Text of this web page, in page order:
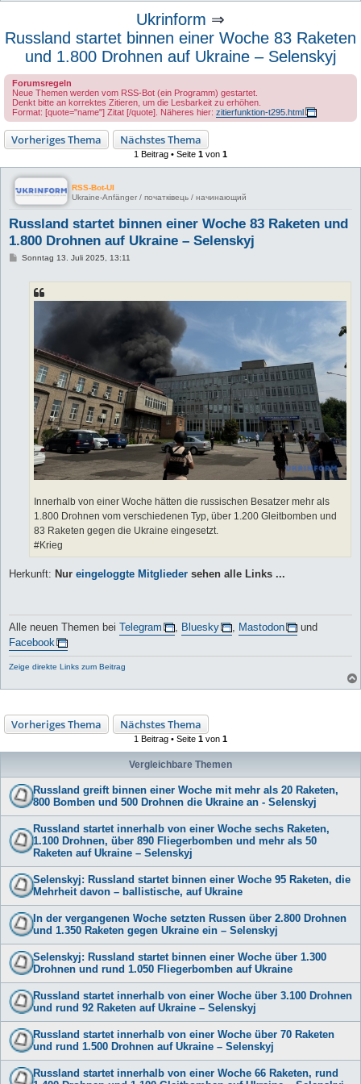
Ukrinform ⇒
Russland startet binnen einer Woche 83 Raketen
und 1.800 Drohnen auf Ukraine – Selenskyj
Forumsregeln
Neue Themen werden vom RSS-Bot (ein Programm) gestartet.
Denkt bitte an korrektes Zitieren, um die Lesbarkeit zu erhöhen.
Format: [quote="name"] Zitat [/quote]. Näheres hier: zitierfunktion-t295.html
Vorheriges Thema Nächstes Thema
1 Beitrag • Seite 1 von 1
RSS-Bot-UI
Ukraine-Anfänger / початківець / начинающий
Russland startet binnen einer Woche 83 Raketen und
1.800 Drohnen auf Ukraine – Selenskyj
BSonntag 13. Juli 2025, 13:11
Innerhalb von einer Woche hätten die russischen Besatzer mehr als
1.800 Drohnen vom verschiedenen Typ, über 1.200 Gleitbomben und
83 Raketen gegen die Ukraine eingesetzt.
#Krieg
Herkunft: Nur eingeloggte Mitglieder sehen alle Links ...
Alle neuen Themen bei Telegram , Bluesky , Mastodon
und
Facebook
Zeige direkte Links zum Beitrag
Vorheriges Thema Nächstes Thema
1 Beitrag • Seite 1 von 1
Vergleichbare Themen
Russland greift binnen einer Woche mit mehr als 20 Raketen,
800 Bomben und 500 Drohnen die Ukraine an - Selenskyj
Russland startet innerhalb von einer Woche sechs Raketen,
1.100 Drohnen, über 890 Fliegerbomben und mehr als 50
Raketen auf Ukraine – Selenskyj
Selenskyj: Russland startet binnen einer Woche 95 Raketen, die
Mehrheit davon – ballistische, auf Ukraine
In der vergangenen Woche setzten Russen über 2.800 Drohnen
und 1.350 Raketen gegen Ukraine ein – Selenskyj
Selenskyj: Russland startet binnen einer Woche über 1.300
Drohnen und rund 1.050 Fliegerbomben auf Ukraine
Russland startet innerhalb von einer Woche über 3.100 Drohnen
und rund 92 Raketen auf Ukraine – Selenskyj
Russland startet innerhalb von einer Woche über 70 Raketen
und rund 1.500 Drohnen auf Ukraine – Selenskyj
Russland startet innerhalb von einer Woche 66 Raketen, rund